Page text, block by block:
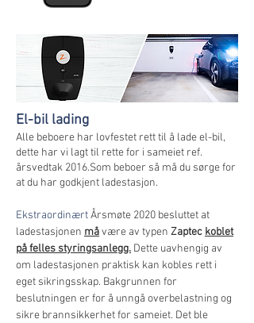
El-bil lading
Alle beboere har lovfestet rett til å lade el-bil,
dette har vi lagt til rette for i sameiet ref.
årsvedtak 2016.​Som beboer så må du sørge for
at du har godkjent ladestasjon.
EkstraordinærtÅrsmøte 2020 besluttet at
ladestasjonen måvære av typen Zaptec koblet
på felles styringsanlegg. Dette uavhengig av
om ladestasjonen praktisk kan kobles rett i
eget sikringsskap. Bakgrunnen for
beslutningen er for å unngå overbelastning og
sikre brannsikkerhet for sameiet. Det ble